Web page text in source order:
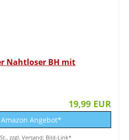
Nahtloser BH mit
19,99 EUR
Angebot*
zzgl. Versand; Bild-Link*